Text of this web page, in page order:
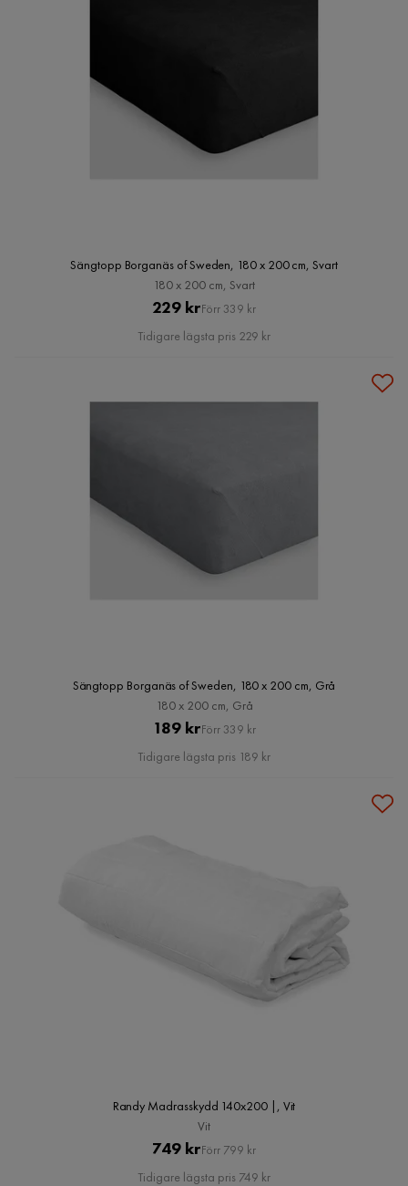
Sängtopp Borganäs of Sweden, 180 x 200 cm, Svart
180 x 200 cm, Svart
Pris
229 krOriginal
Pris
Förr 339 kr
Tidigare lägsta pris 229 kr
Sängtopp Borganäs of Sweden, 180 x 200 cm, Grå
180 x 200 cm, Grå
Pris
189 krOriginal
Pris
Förr 339 kr
Tidigare lägsta pris 189 kr
Randy Madrasskydd 140x200 |, Vit
Vit
Pris
749 krOriginal
Pris
Förr 799 kr
Tidigare lägsta pris 749 kr